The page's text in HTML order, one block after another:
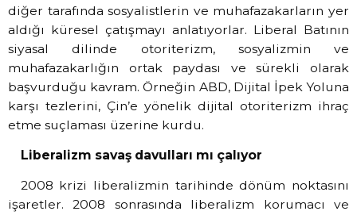
diğer tarafında sosyalistlerin ve muhafazakarların yer
aldığı küresel çatışmayı anlatıyorlar. Liberal Batının
siyasal dilinde otoriterizm, sosyalizmin ve
muhafazakarlığın ortak paydası ve sürekli olarak
başvurduğu kavram. Örneğin ABD, Dijital İpek Yoluna
karşı tezlerini, Çin’e yönelik dijital otoriterizm ihraç
etme suçlaması üzerine kurdu.
Liberalizm savaş davulları mı çalıyor
2008 krizi liberalizmin tarihinde dönüm noktasını
işaretler. 2008 sonrasında liberalizm korumacı ve